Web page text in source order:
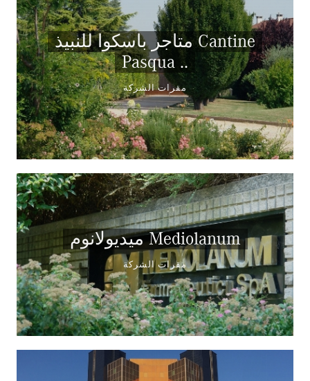
متاجر باسكوا للنبيذ Cantine
Pasqua ..
مقرات الشركة
ميديولانوم Mediolanum
مقرات الشركة